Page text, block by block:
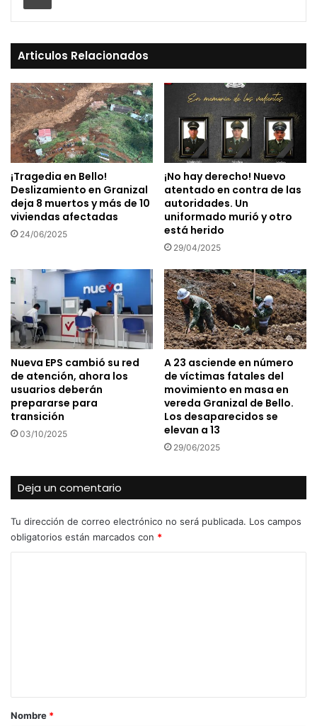
Articulos Relacionados
¡Tragedia en Bello!
Deslizamiento en Granizal
deja 8 muertos y más de 10
viviendas afectadas
24/06/2025
¡No hay derecho! Nuevo
atentado en contra de las
autoridades. Un
uniformado murió y otro
está herido
29/04/2025
Nueva EPS cambió su red
de atención, ahora los
usuarios deberán
prepararse para
transición
03/10/2025
A 23 asciende en número
de víctimas fatales del
movimiento en masa en
vereda Granizal de Bello.
Los desaparecidos se
elevan a 13
29/06/2025
Deja un comentario
Tu dirección de correo electrónico no será publicada. Los campos
obligatorios están marcados con *
r
Nombre *